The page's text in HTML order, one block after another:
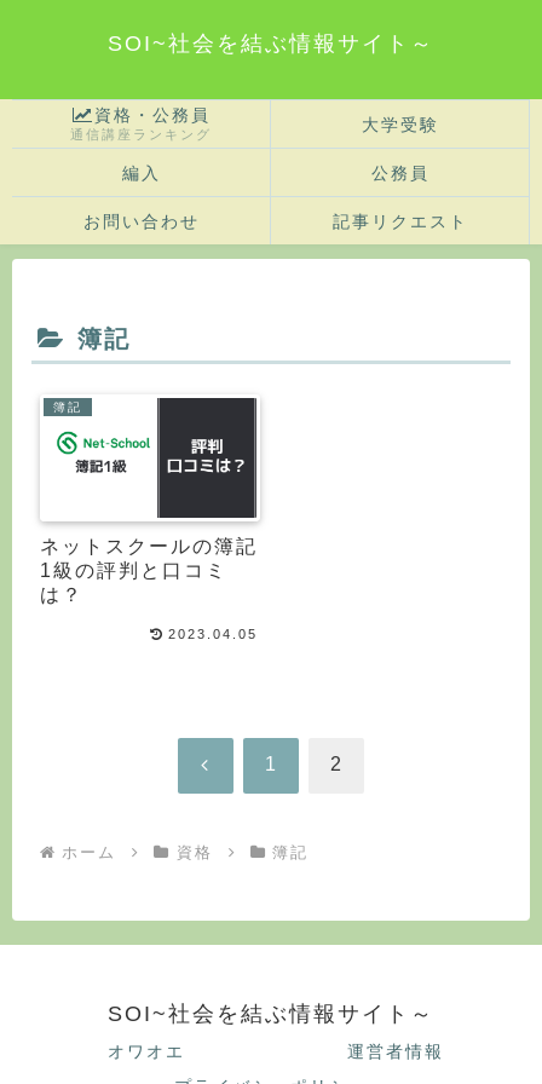
SOI~社会を結ぶ情報サイト～
資格・公務員
通信講座ランキング
大学受験
編入 公務員
お問い合わせ 記事リクエスト
簿記
簿記
ネットスクールの簿記
1級の評判と口コミ
は？
2023.04.05
前 1 2
ホーム 資格 簿記
SOI~社会を結ぶ情報サイト～
オワオエ
運営者情報